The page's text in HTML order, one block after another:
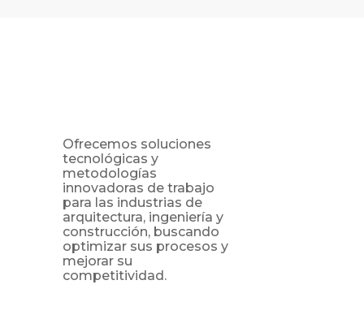
Ofrecemos soluciones
tecnológicas y
metodologías
innovadoras de trabajo
para las industrias de
arquitectura, ingeniería y
construcción, buscando
optimizar sus procesos y
mejorar su
competitividad.